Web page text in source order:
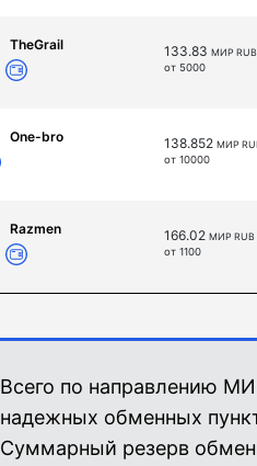
TheGrail 133.83 МИР RUB
от 5000
One-bro 138.852 МИР
от 10000
Razmen 166.02 МИР RUB
от 1100
Всего по направлению
надежных обменных
Суммарный резерв